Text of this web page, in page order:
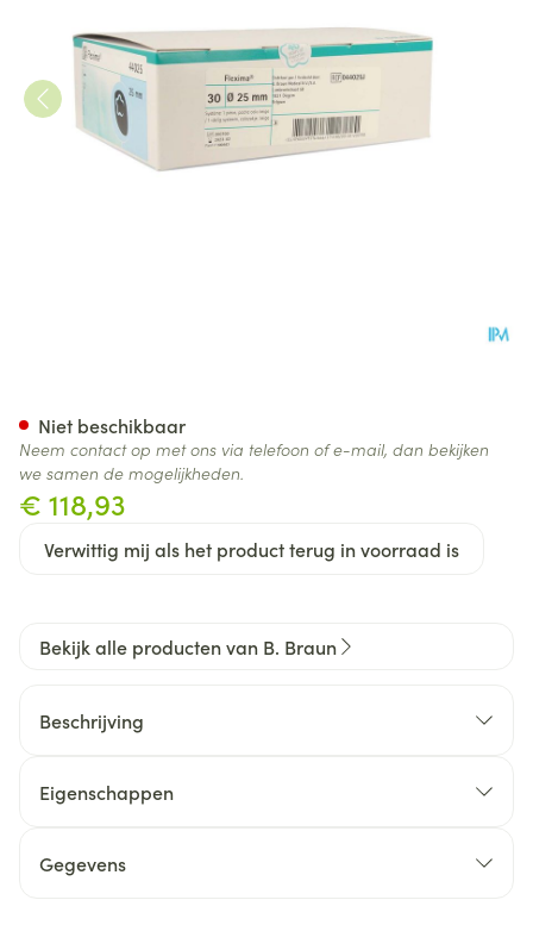
€ 118,93
Verwittig mij als het product terug in voorraad is
Niet beschikbaar
Neem contact op met ons via telefoon of e-mail, dan bekijken
we samen de mogelijkheden.
Bekijk alle producten van B. Braun
Beschrijving
Eigenschappen
Gegevens